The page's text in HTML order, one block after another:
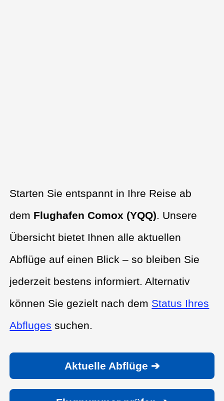
Starten Sie entspannt in Ihre Reise ab
dem Flughafen Comox (YQQ). Unsere
Übersicht bietet Ihnen alle aktuellen
Abflüge auf einen Blick – so bleiben Sie
jederzeit bestens informiert. Alternativ
können Sie gezielt nach dem Status Ihres
Abfluges suchen.
Aktuelle Abflüge ➔